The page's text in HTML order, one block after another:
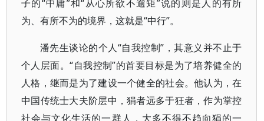
子的“中庸”和“从心所欲不逾矩”说的则是人的有所
为、有所不为的境界，这就是“中行”。
潘先生谈论的个人“自我控制”，其意义并不止于
个人层面。“自我控制”的首要目标是为了培养健全的
人格，继而是为了建设一个健全的社会。他认为，在
中国传统士大夫阶层中，狷者远多于狂者，作为掌控
社会与文化生活的一群人，大多不得不趋向狷的一